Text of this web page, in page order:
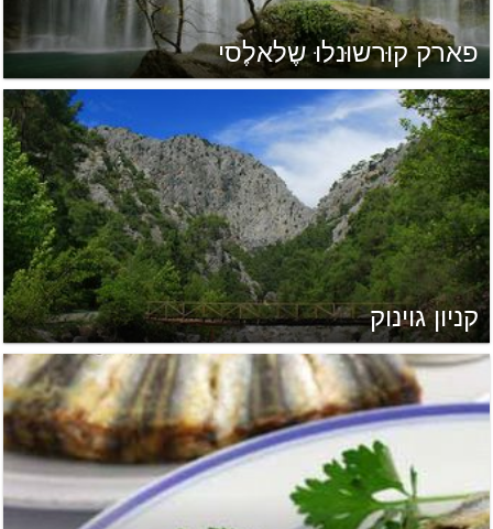
פארק קוּרשוּנלוּ שֶלאלֶסי
קניון גוינוק